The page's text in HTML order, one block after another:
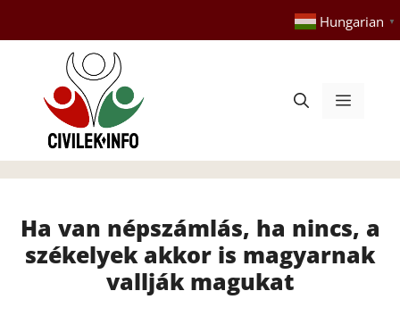
tartalomba
Hungarian ▼
Menü
Ha van népszámlás, ha nincs, a
székelyek akkor is magyarnak
vallják magukat